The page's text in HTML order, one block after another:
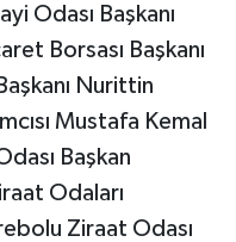
Odası Başkanı
Borsası Başkanı
Nurittin
Mustafa Kemal
Başkan
Odaları
Ziraat Odası